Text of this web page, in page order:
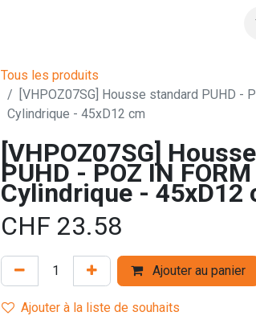
Tous les produits
[VHPOZ07SG] Housse standard PUHD -
Cylindrique - 45xD12 cm
[VHPOZ07SG]
PUHD - POZ IN
Cylindrique - 45xD12
CHF 23.58
Ajouter au panier
Ajouter à la liste de souhaits